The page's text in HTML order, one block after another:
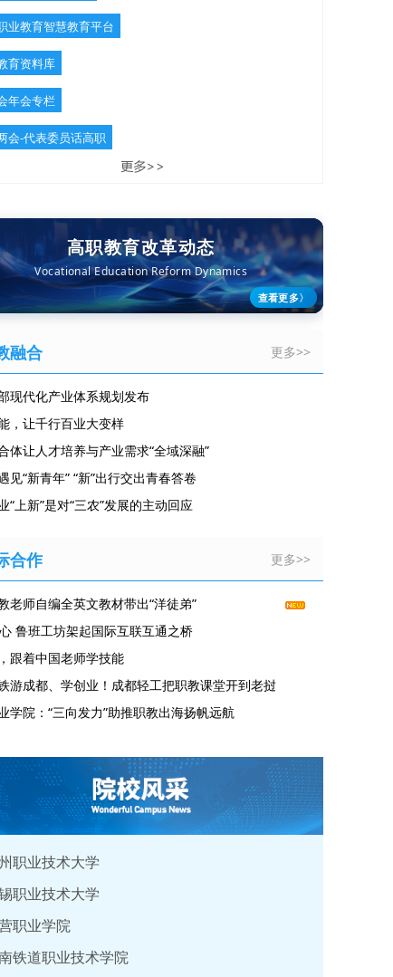
业教育智慧教育平台
育资料库
年会专栏
会-代表委员话高职
高职教育改革动态
Vocational Education Reform Dynamics
查看更多〉
融合 更多>>
现代化产业体系规划发布
，让千行百业大变样
体让人才培养与产业需求“全域深融”
见“新青年” “新”出行交出青春答卷
“上新”是对“三农”发展的主动回应
合作 更多>>
老师自编全英文教材带出“洋徒弟”
鲁班工坊架起国际互联互通之桥
跟着中国老师学技能
游成都、学创业！成都轻工把职教课堂开到老挝
学院：“三向发力”助推职教出海扬帆远航
职业技术大学
职业技术大学
职业学院
铁道职业技术学院